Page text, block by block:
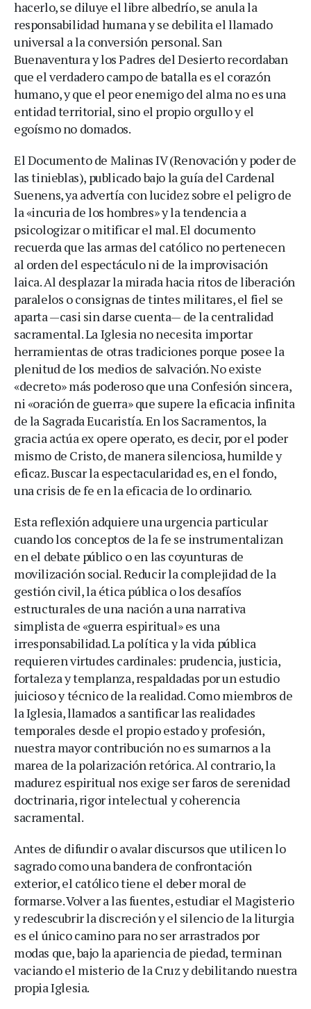
hacerlo, se diluye el libre albedrío, se anula la
responsabilidad humana y se debilita el llamado
universal a la conversión personal. San
Buenaventura y los Padres del Desierto recordaban
que el verdadero campo de batalla es el corazón
humano, y que el peor enemigo del alma no es una
entidad territorial, sino el propio orgullo y el
egoísmo no domados.
El Documento de Malinas IV (Renovación y poder de
las tinieblas), publicado bajo la guía del Cardenal
Suenens, ya advertía con lucidez sobre el peligro de
la «incuria de los hombres» y la tendencia a
psicologizar o mitificar el mal. El documento
recuerda que las armas del católico no pertenecen
al orden del espectáculo ni de la improvisación
laica. Al desplazar la mirada hacia ritos de liberación
paralelos o consignas de tintes militares, el fiel se
aparta —casi sin darse cuenta— de la centralidad
sacramental. La Iglesia no necesita importar
herramientas de otras tradiciones porque posee la
plenitud de los medios de salvación. No existe
«decreto» más poderoso que una Confesión sincera,
ni «oración de guerra» que supere la eficacia infinita
de la Sagrada Eucaristía. En los Sacramentos, la
gracia actúa ex opere operato, es decir, por el poder
mismo de Cristo, de manera silenciosa, humilde y
eficaz. Buscar la espectacularidad es, en el fondo,
una crisis de fe en la eficacia de lo ordinario.
Esta reflexión adquiere una urgencia particular
cuando los conceptos de la fe se instrumentalizan
en el debate público o en las coyunturas de
movilización social. Reducir la complejidad de la
gestión civil, la ética pública o los desafíos
estructurales de una nación a una narrativa
simplista de «guerra espiritual» es una
irresponsabilidad. La política y la vida pública
requieren virtudes cardinales: prudencia, justicia,
fortaleza y templanza, respaldadas por un estudio
juicioso y técnico de la realidad. Como miembros de
la Iglesia, llamados a santificar las realidades
temporales desde el propio estado y profesión,
nuestra mayor contribución no es sumarnos a la
marea de la polarización retórica. Al contrario, la
madurez espiritual nos exige ser faros de serenidad
doctrinaria, rigor intelectual y coherencia
sacramental.
Antes de difundir o avalar discursos que utilicen lo
sagrado como una bandera de confrontación
exterior, el católico tiene el deber moral de
formarse. Volver a las fuentes, estudiar el Magisterio
y redescubrir la discreción y el silencio de la liturgia
es el único camino para no ser arrastrados por
modas que, bajo la apariencia de piedad, terminan
vaciando el misterio de la Cruz y debilitando nuestra
propia Iglesia.